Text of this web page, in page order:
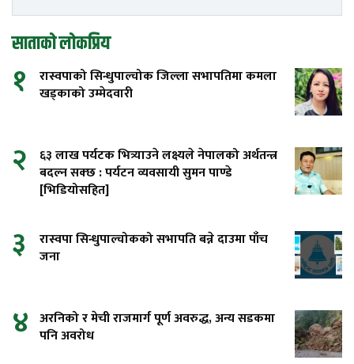
साताको लोकप्रिय
१
रास्वपाको सिन्धुपाल्चोक जिल्ला सभापतिमा कमला
खड्काको उम्मेदवारी
२
६३ लाख पर्यटक भित्र्याउने लक्ष्यले नेपालको अर्थतन्त्र
बदल्न सक्छ : पर्यटन व्यवसायी सुमन पाण्डे
[भिडियोसहित]
३
रास्वपा सिन्धुपाल्चोकको सभापति बन्ने दाउमा पाँच
जना
४ अरनिको र मेची राजमार्ग पूर्ण अवरुद्ध, अन्य सडकमा
पनि अवरोध